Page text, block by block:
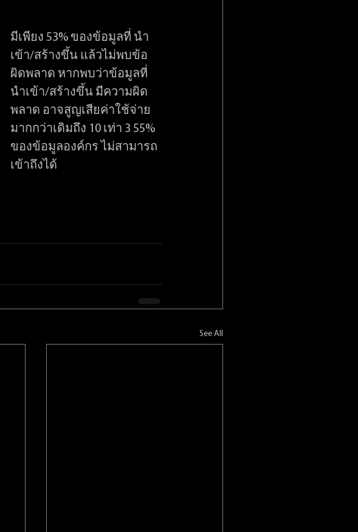
มีเพียง 53% ของข้อมูลที่ นำ
เข้า/สร้างขึ้น แล้วไม่พบข้อ
ผิดพลาด หากพบว่าข้อมูลที่
นำเข้า/สร้างขึ้น มีความผิด
พลาด อาจสูญเสียค่าใช้จ่าย
มากกว่าเดิมถึง 10 เท่า 3 55%
ของข้อมูลองค์กร ไม่สามารถ
เข้าถึงได้
See All